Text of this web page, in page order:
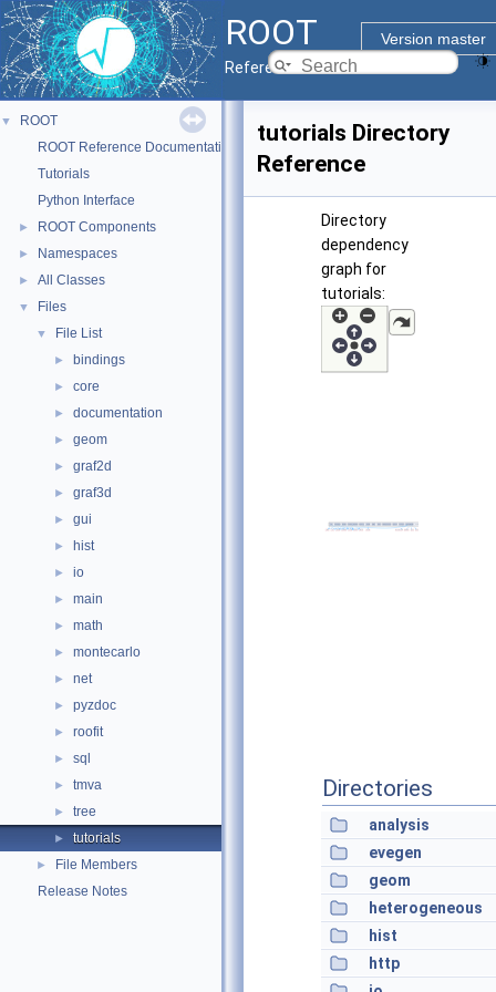
ROOT
Version master
Reference Guide
▼
ROOT
ROOT Reference Documentation
Tutorials
Python Interface
► ROOT Components
► Namespaces
► All Classes
▼ Files
▼ File List
► bindings
► core
► documentation
► geom
► graf2d
► graf3d
► gui
► hist
► io
► main
► math
► montecarlo
► net
► pyzdoc
► roofit
► sql
► tmva
► tree
► tutorials
►
File Members
Release Notes
tutorials Directory
Reference
Directory
dependency
graph for
tutorials:
Directories
analysis
evegen
geom
heterogeneous
hist
http